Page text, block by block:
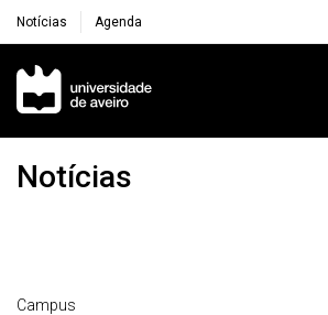
Notícias Agenda
Navegação Principal
Notícias
Detalhes
Campus